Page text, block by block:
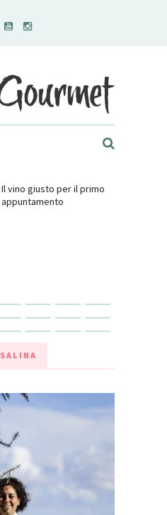
Il vino giusto per il primo
appuntamento
SALINA